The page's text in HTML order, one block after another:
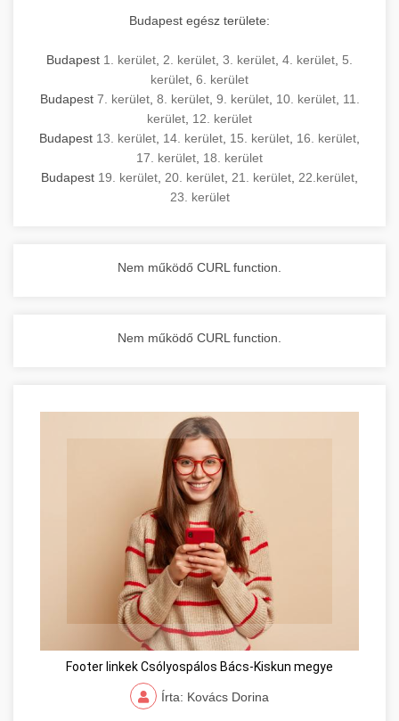
Budapest egész területe:
Budapest 1. kerület 2. kerület 3. kerület 4. kerület 5.
kerület 6. kerület
Budapest 7. kerület, 8. kerület, 9. kerület, 10. kerület, 11.
kerület 12. kerület
Budapest 13. kerület 14. kerület 15. kerület 16. kerület
17. kerület 18. kerület
Budapest 19. kerület 20. kerület 21. kerület 22.kerület
23. kerület
Nem működő CURL function.
Nem működő CURL function.
Footer linkek Csólyospálos Bács-Kiskun megye
Írta: Kovács Dorina